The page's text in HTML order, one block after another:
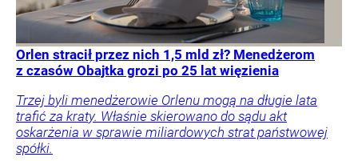
Orlen stracił przez nich 1,5 mld zł? Menedżerom
z czasów Obajtka grozi po 25 lat więzienia
Trzej byli menedżerowie Orlenu mogą na długie lata
trafić za kraty. Właśnie skierowano do sądu akt
oskarżenia w sprawie miliardowych strat państwowej
spółki.